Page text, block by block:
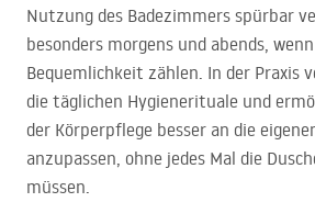
Nutzung des Badezimmers spürbar
besonders morgens und abends,
Bequemlichkeit zählen. In der Praxis
die täglichen Hygienerituale und
der Körperpflege besser an die
anzupassen, ohne jedes Mal die
müssen.